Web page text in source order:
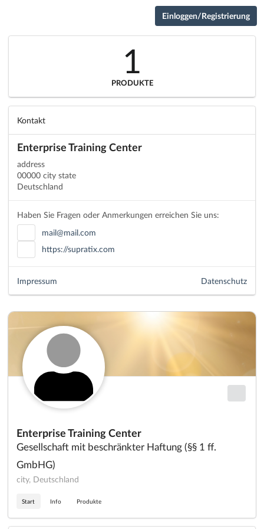
Einloggen/Registrierung
Enterprise Training Center
Gesellschaft mit beschränkter Haftung (§§ 1 ff.
GmbHG)
city, Deutschland
Start Info Produkte
1
PRODUKTE
Kontakt
Enterprise Training Center
address
00000 city state
Deutschland
Haben Sie Fragen oder Anmerkungen erreichen Sie uns:
mail@mail.com
https://supratix.com
Datenschutz
Impressum